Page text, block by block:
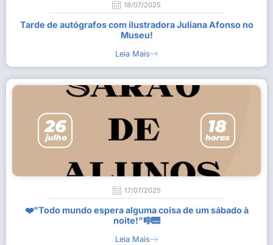
18/07/2025
Tarde de autógrafos com ilustradora Juliana Afonso no
Museu!
Leia Mais
17/07/2025
❤️”Todo mundo espera alguma coisa de um sábado à
noite!”🎼🎹
Leia Mais